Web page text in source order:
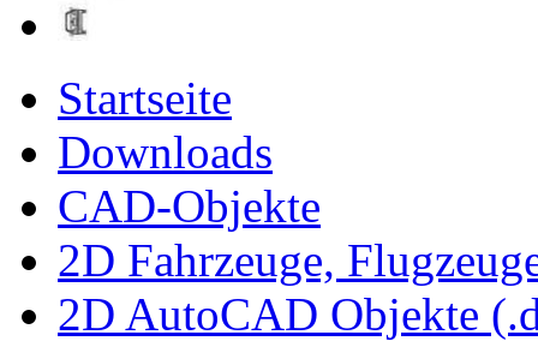
Startseite
Downloads
CAD-Objekte
2D Fahrzeuge,
2D AutoCAD Objekte